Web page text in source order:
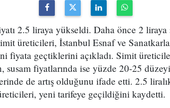
2.5 liraya yükseldi. Daha önce 2 liraya
üreticileri, İstanbul Esnaf ve
fiyata geçtiklerini açıkladı. Simit
susam fiyatlarında ise yüzde 20-25
de artış olduğunu ifade etti. 2.5
yeni tarifeye geçildiğini kaydetti.